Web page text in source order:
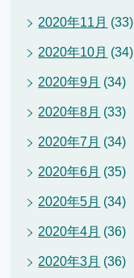
2020年11月 (33)
2020年10月 (34)
2020年9月 (34)
2020年8月 (33)
2020年7月 (34)
2020年6月 (35)
2020年5月 (34)
2020年4月 (36)
2020年3月 (36)